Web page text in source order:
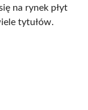
na rynek płyt
tytułów.